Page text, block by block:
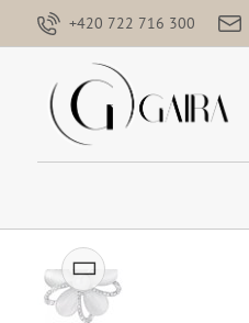
+420 722 716 300